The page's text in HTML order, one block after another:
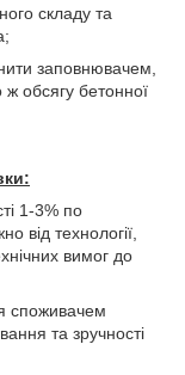
складу та
заповнювачем,
ж обсягу бетонної
1-3% по
від технології,
вимог до
споживачем
та зручності